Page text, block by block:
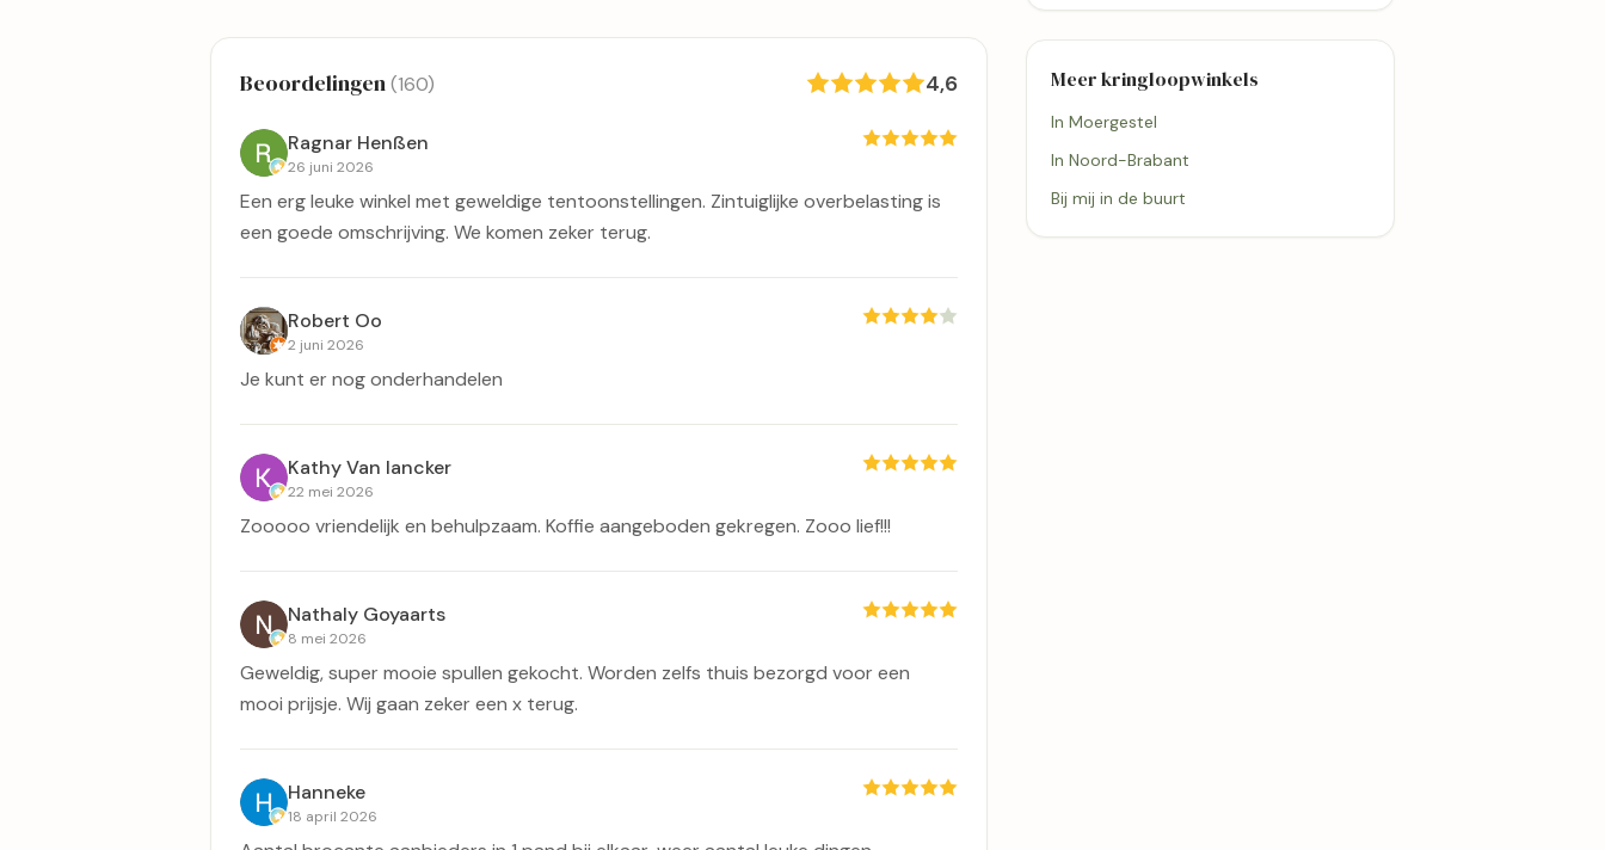
Beoordelingen(160) 4,6
Ragnar Henßen
26 juni 2026
Een erg leuke winkel met geweldige tentoonstellingen. Zintuiglijke overbelasting is
een goede omschrijving. We komen zeker terug.
Robert Oo
2 juni 2026
Je kunt er nog onderhandelen
Kathy Van lancker
22 mei 2026
Zooooo vriendelijk en behulpzaam. Koffie aangeboden gekregen. Zooo lief!!!
Nathaly Goyaarts
8 mei 2026
Geweldig, super mooie spullen gekocht. Worden zelfs thuis bezorgd voor een
mooi prijsje. Wij gaan zeker een x terug.
Hanneke
18 april 2026
Meer kringloopwinkels
In Moergestel
In Noord-Brabant
Bij mij in de buurt